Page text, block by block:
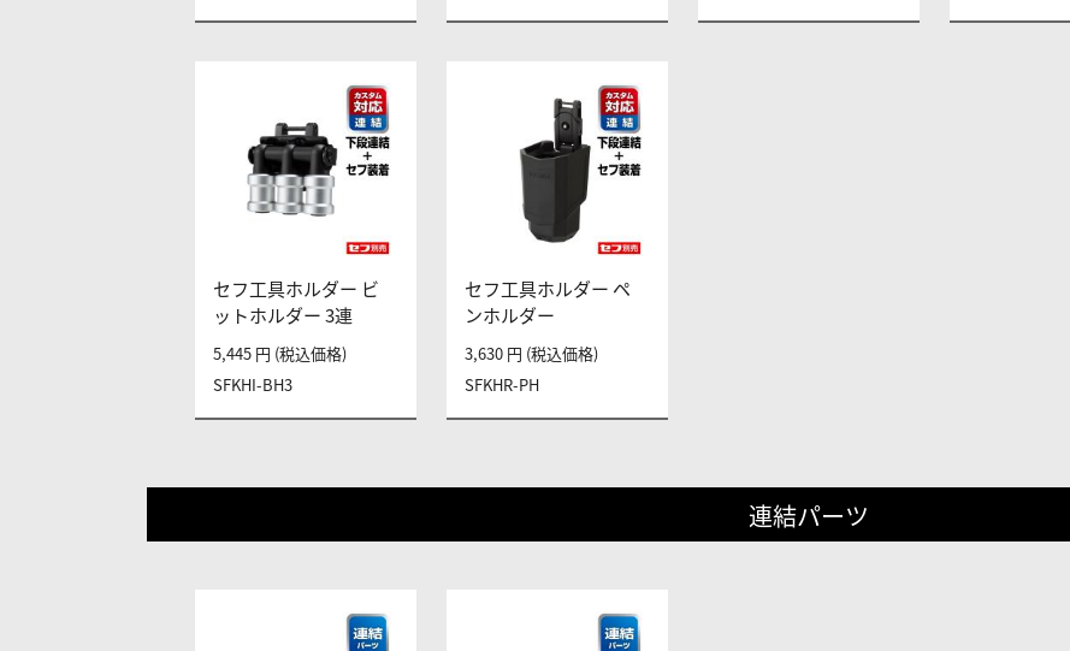
セフ工具ホルダー ビ
ットホルダー 3連
SFKHI-BH3
5,445 円 (税込価格)
セフ工具ホルダー ペ
ンホルダー
SFKHR-PH
3,630 円 (税込価格)
連結パーツ